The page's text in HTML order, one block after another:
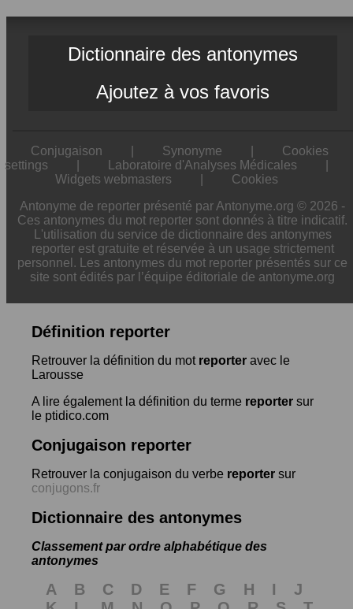
Dictionnaire des antonymes
Ajoutez à vos favoris
Conjugaison Synonyme
Cookies
settings
Laboratoire d'Analyses Médicales
Widgets webmasters
Cookies
Antonyme de reporter présenté par Antonyme.org © 2026 -
Ces antonymes du mot reporter sont donnés à titre indicatif.
L'utilisation du service de dictionnaire des antonymes
reporter est gratuite et réservée à un usage strictement
personnel. Les antonymes du mot reporter présentés sur ce
site sont édités par l’équipe éditoriale de antonyme.org
Définition reporter
Retrouver la définition du mot reporter avec le
Larousse
A lire également la définition du terme reporter sur
le ptidico.com
Conjugaison reporter
Retrouver la conjugaison du verbe reporter sur
conjugons.fr
Dictionnaire des antonymes
Classement par ordre alphabétique des
antonymes
A B C D E F G H I
J